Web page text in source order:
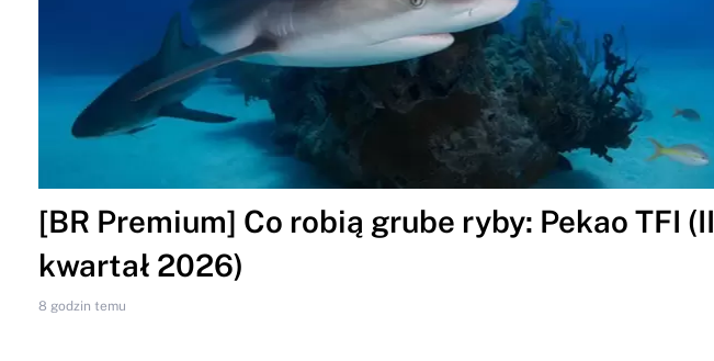
[BR Premium] Co robią grube ryby: Pekao TFI (II
kwartał 2026)
8 godzin temu